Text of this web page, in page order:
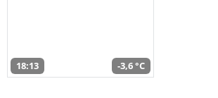
18:13 -3,6 °C